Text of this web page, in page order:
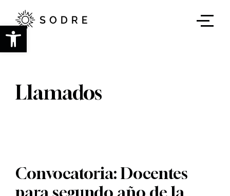
Abrir barra de herramientas
contenido
principal
Llamados
Convocatoria: Docentes